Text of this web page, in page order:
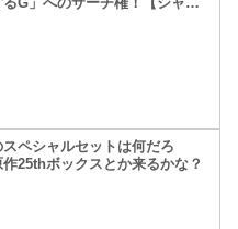
スペシャルセットは何だろ
作25thボックスとか来るかな？